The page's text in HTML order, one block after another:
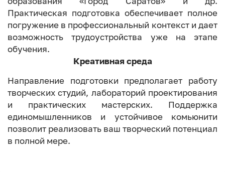
Практическая подготовка обеспечивает полное
погружение в профессиональный контекст и дает
возможность трудоустройства уже на этапе
обучения.
Креативная среда
Направление подготовки предполагает работу
творческих студий, лабораторий проектирования
и практических мастерских. Поддержка
единомышленников и устойчивое комьюнити
позволит реализовать ваш творческий потенциал
в полной мере.